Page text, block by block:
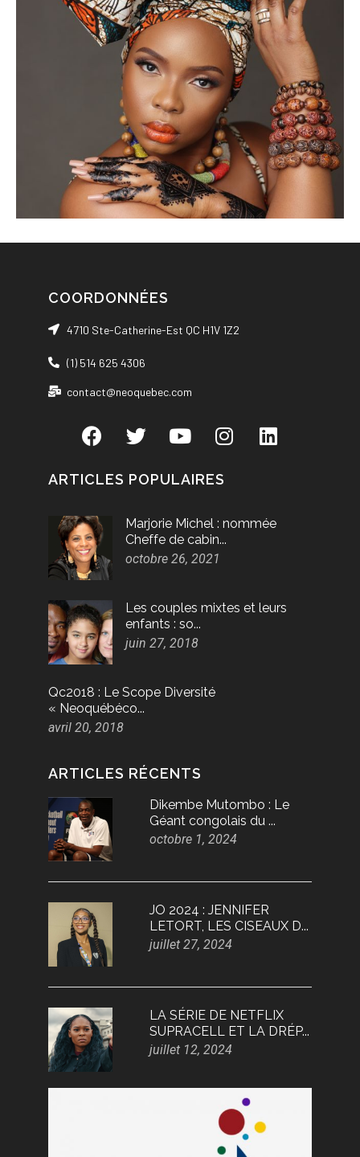
ARTICLES RÉCENTS
Dikembe Mutombo : Le
Géant congolais du ...
octobre 1, 2024
JO 2024 : JENNIFER
LETORT, LES CISEAUX D...
juillet 27, 2024
LA SÉRIE DE NETFLIX
SUPRACELL ET LA DRÉP...
juillet 12, 2024
ARTICLES POPULAIRES
Marjorie Michel : nommée
Cheffe de cabin...
octobre 26, 2021
Les couples mixtes et leurs
enfants : so...
juin 27, 2018
Qc2018 : Le Scope Diversité
« Neoquébéco...
avril 20, 2018
COORDONNÉES
4710 Ste-Catherine-Est QC H1V 1Z2
(1) 514 625 4306
contact@neoquebec.com